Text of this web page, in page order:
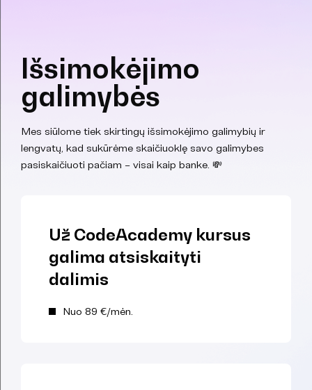
Išsimokėjimo
galimybės
Mes siūlome tiek skirtingų išsimokėjimo galimybių ir
lengvatų, kad sukūrėme skaičiuoklę savo galimybes
pasiskaičiuoti pačiam – visai kaip banke. 💸
Už CodeAcademy kursus
galima atsiskaityti
dalimis
Nuo 89 €/mėn.